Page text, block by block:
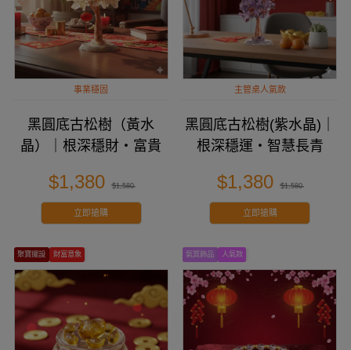
事業穩固
黑圓底古松樹（黃水
晶）｜根深穩財・富貴
$1,380 $1,580
立即搶購
主管桌人氣款
黑圓底古松樹(紫水晶)｜
根深穩運・智慧長青
$1,380 $1,580
立即搶購
聚寶擺設 財富意象 氣質飾品 人氣款